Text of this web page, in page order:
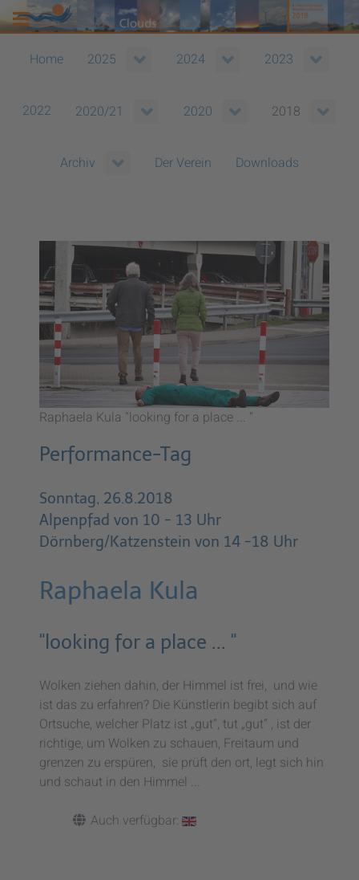
Home 2025 2024 2023
2022 2020/21 2020 2018
Archiv Der Verein Downloads
Raphaela Kula "looking for a place ... "
Performance-Tag
Sonntag, 26.8.2018
Alpenpfad von 10 - 13 Uhr
Dörnberg/Katzenstein von 14 -18 Uhr
Raphaela Kula
"looking for a place ... "
Wolken ziehen dahin, der Himmel ist frei, und wie
ist das zu erfahren? Die Künstlerin begibt sich auf
Ortsuche, welcher Platz ist „gut“, tut „gut“ , ist der
richtige, um Wolken zu schauen, Freitaum und
grenzen zu erspüren, sie prüft den ort, legt sich hin
und schaut in den Himmel ...
Auch verfügbar: